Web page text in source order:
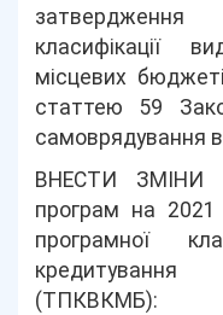
затвердження
класифікації
місцевих
статтею 59
самоврядування в
ВНЕСТИ ЗМІНИ
програм на 2021
програмної
(ТПКВКМБ):